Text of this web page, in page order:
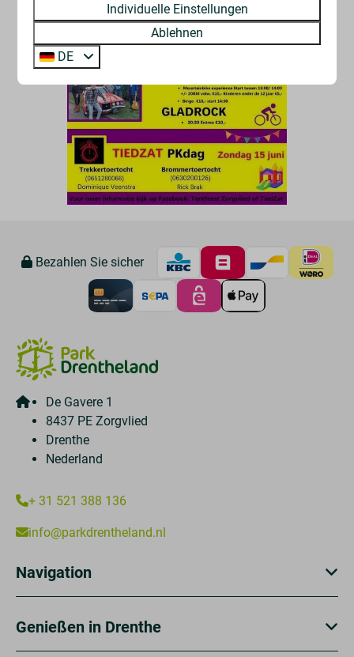
Bezahlen Sie sicher
De Gavere 1
8437 PE Zorgvlied
Drenthe
Nederland
+ 31 521 388 136
info@parkdrentheland.nl
Navigation
Genießen in Drenthe
Individuelle Einstellungen
Ablehnen
DE